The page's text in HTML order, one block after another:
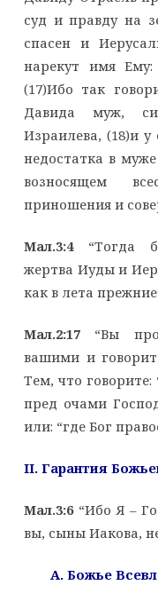
суд и правду на
спасен и
нарекут имя Ему:
(17)Ибо так
Давида муж,
Израилева, (18)и у
недостатка в
возносящем
приношения и
Мал.3:4“Тогда
жертва Иуды и
как в лета
Мал.2:17“Вы
вашими и
Тем, что
пред очами
или: “где Бог
II. Гарантия
Мал.3:6“Ибо Я –
вы, сыны Иакова,
A. Божье